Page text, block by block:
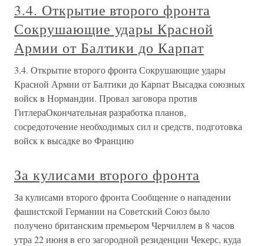
3.4. Открытие второго фронта
Сокрушающие удары Красной
Армии от Балтики до Карпат
3.4. Открытие второго фронта Сокрушающие удары
Красной Армии от Балтики до Карпат Высадка союзных
войск в Нормандии. Провал заговора против
ГитлераОкончательная разработка планов,
сосредоточение необходимых сил и средств, подготовка
войск к высадке во Францию
За кулисами второго фронта
За кулисами второго фронта Сообщение о нападении
фашистской Германии на Советский Союз было
получено британским премьером Черчиллем в 8 часов
утра 22 июня в его загородной резиденции Чекерс, куда